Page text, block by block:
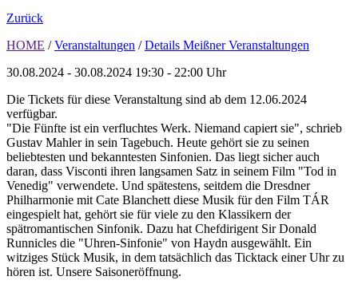
Zurück
HOME / Veranstaltungen / Details Meißner Veranstaltungen
30.08.2024 - 30.08.2024 19:30 - 22:00 Uhr
Die Tickets für diese Veranstaltung sind ab dem 12.06.2024
verfügbar.
"Die Fünfte ist ein verfluchtes Werk. Niemand capiert sie", schrieb
Gustav Mahler in sein Tagebuch. Heute gehört sie zu seinen
beliebtesten und bekanntesten Sinfonien. Das liegt sicher auch
daran, dass Visconti ihren langsamen Satz in seinem Film "Tod in
Venedig" verwendete. Und spätestens, seitdem die Dresdner
Philharmonie mit Cate Blanchett diese Musik für den Film TÁR
eingespielt hat, gehört sie für viele zu den Klassikern der
spätromantischen Sinfonik. Dazu hat Chefdirigent Sir Donald
Runnicles die "Uhren-Sinfonie" von Haydn ausgewählt. Ein
witziges Stück Musik, in dem tatsächlich das Ticktack einer Uhr zu
hören ist. Unsere Saisoneröffnung.